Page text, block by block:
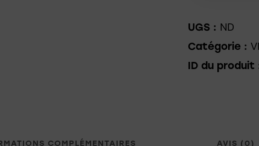
UGS : ND
Catégorie :
ID du produit
COMPLÉMENTAIRES AVIS (0)